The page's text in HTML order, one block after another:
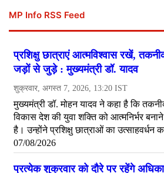
MP Info RSS Feed